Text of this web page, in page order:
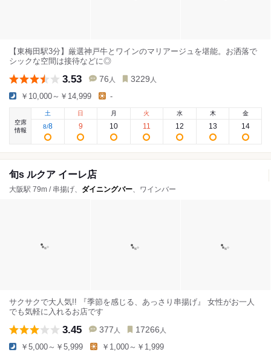
【東梅田駅3分】厳選神戸牛とワインのマリアージュを堪能。お洒落で
シックな空間は接待などに◎
3.53 76 人 3229 人
￥10,000～￥14,999 -
空席
情報
土
8/8
日
9
月
10
火
11
水
12
木
13
金
14
旬s ルクア イーレ店
大阪駅 79m / 串揚げ、 ダイニングバー、ワインバー
サクサクで大人気!! 『季節を感じる、あっさり串揚げ』 女性がお一人
でも気軽に入れるお店です
3.45 377 人 17266 人
￥5,000～￥5,999 ￥1,000～￥1,999